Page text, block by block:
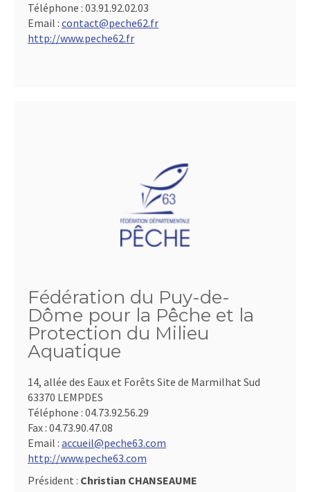
Téléphone : 03.91.92.02.03
Email : contact@peche62.fr
http://www.peche62.fr
Fédération du Puy-de-
Dôme pour la Pêche et la
Protection du Milieu
Aquatique
14, allée des Eaux et Forêts Site de Marmilhat Sud
63370 LEMPDES
Téléphone : 04.73.92.56.29
Fax : 04.73.90.47.08
Email : accueil@peche63.com
http://www.peche63.com
Président : Christian CHANSEAUME